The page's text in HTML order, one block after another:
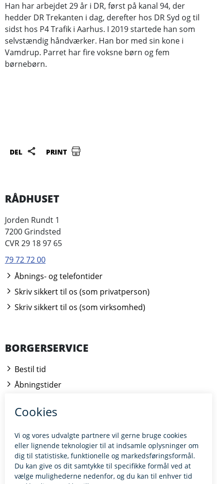
Han har arbejdet 29 år i DR, først på kanal 94, der
hedder DR Trekanten i dag, derefter hos DR Syd og til
sidst hos P4 Trafik i Aarhus. I 2019 startede han som
selvstændig håndværker. Han bor med sin kone i
Vamdrup. Parret har fire voksne børn og fem
børnebørn.
DEL PRINT
RÅDHUSET
Jorden Rundt 1
7200 Grindsted
CVR 29 18 97 65
79 72 72 00
Åbnings- og telefontider
Skriv sikkert til os (som privatperson)
Skriv sikkert til os (som virksomhed)
BORGERSERVICE
Bestil tid
Åbningstider
Kontakt borgerrådgiveren
BILLUND.DK
Tilgængelighedserklæring